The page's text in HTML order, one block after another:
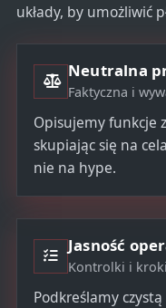
układy, by umożliwić
Neutralna
Faktyczna i
Opisujemy funkcje
skupiając się na
nie na hype.
Jasność
Kontrolki i
Podkreślamy